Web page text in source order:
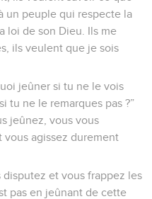
un peuple qui respecte la
loi de son Dieu. Ils me
ils veulent que je sois
jeûner si tu ne le vois
tu ne le remarques pas ?”
jeûnez, vous vous
vous agissez durement
et vous frappez les
pas en jeûnant de cette